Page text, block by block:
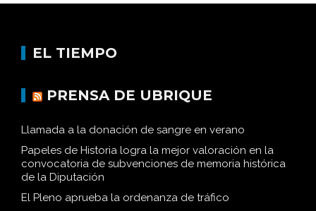
EL TIEMPO
PRENSA DE UBRIQUE
Llamada a la donación de sangre en verano
Papeles de Historia logra la mejor valoración en la
convocatoria de subvenciones de memoria histórica
de la Diputación
El Pleno aprueba la ordenanza de tráfico